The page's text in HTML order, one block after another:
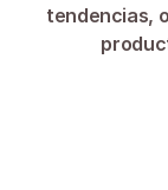
tendencias,